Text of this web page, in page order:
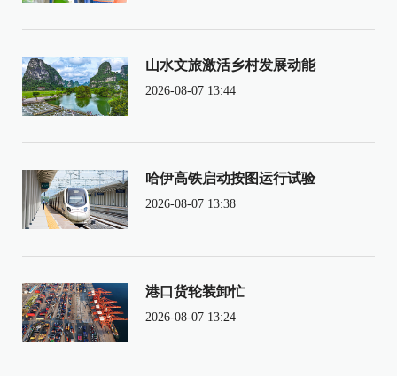
山水文旅激活乡村发展动能
2026-08-07 13:44
哈伊高铁启动按图运行试验
2026-08-07 13:38
港口货轮装卸忙
2026-08-07 13:24